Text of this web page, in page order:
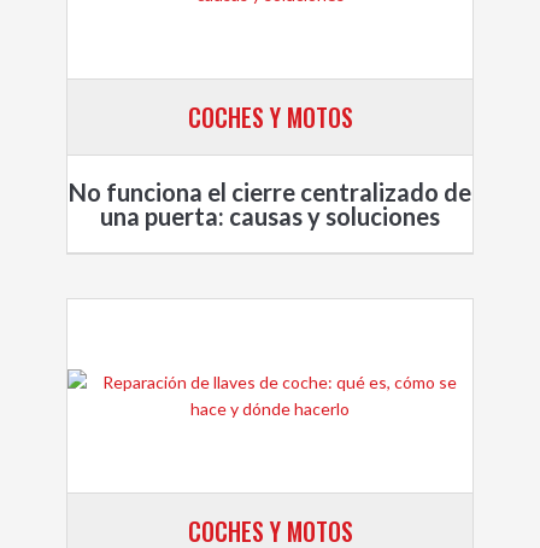
COCHES Y MOTOS
No funciona el cierre centralizado de
una puerta: causas y soluciones
COCHES Y MOTOS